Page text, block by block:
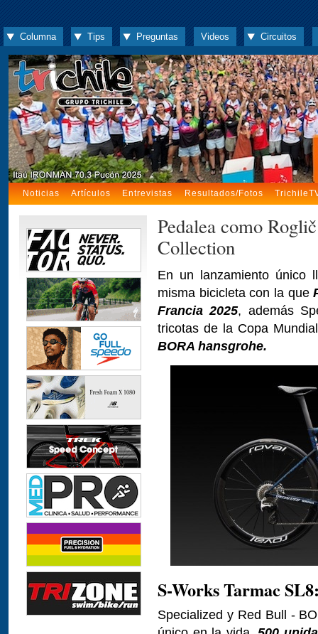
Columna Tips Preguntas Videos Circuitos
Noticias Artículos Entrevistas Resultados/Fotos
Pedalea como
Collection
En un lanzamiento
misma bicicleta con la que
Francia 2025, además
tricotas de la Copa
BORA hansgrohe.
S-Works Tarmac
Specialized y Red Bull -